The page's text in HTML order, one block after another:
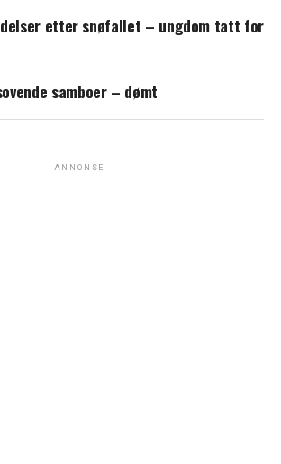
etter snøfallet – ungdom tatt for
samboer – dømt
ANNONSE